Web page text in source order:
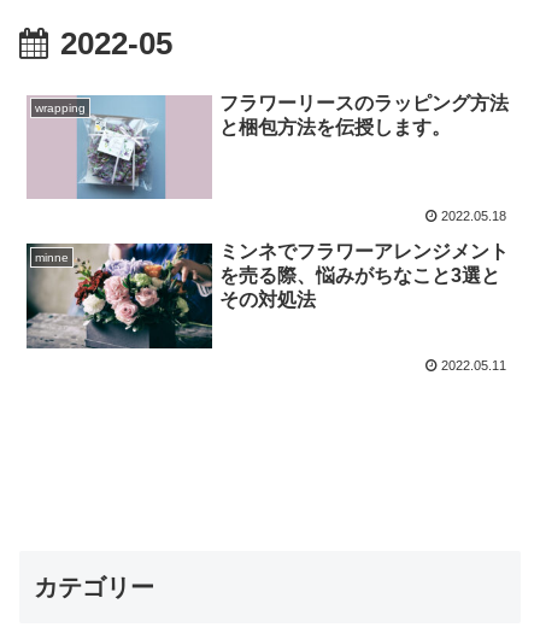
2022-05
wrapping
フラワーリースのラッピング方法
と梱包方法を伝授します。
2022.05.18
minne
ミンネでフラワーアレンジメント
を売る際、悩みがちなこと3選と
その対処法
2022.05.11
カテゴリー